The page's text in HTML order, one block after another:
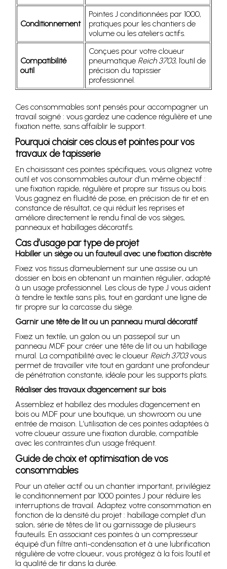
Conditionnement
Pointes J conditionnées par 1000,
pratiques pour les chantiers de
volume ou les ateliers actifs.
Compatibilité
outil
Conçues pour votre cloueur
pneumatique Reich 3703, l’outil de
précision du tapissier
professionnel.
Ces consommables sont pensés pour accompagner un
travail soigné : vous gardez une cadence régulière et une
fixation nette, sans affaiblir le support.
Pourquoi choisir ces clous et pointes pour vos
travaux de tapisserie
En choisissant ces pointes spécifiques, vous alignez votre
outil et vos consommables autour d’un même objectif :
une fixation rapide, régulière et propre sur tissus ou bois.
Vous gagnez en fluidité de pose, en précision de tir et en
constance de résultat, ce qui réduit les reprises et
améliore directement le rendu final de vos sièges,
panneaux et habillages décoratifs.
Cas d’usage par type de projet
Habiller un siège ou un fauteuil avec une fixation discrète
Fixez vos tissus d’ameublement sur une assise ou un
dossier en bois en obtenant un maintien régulier, adapté
à un usage professionnel. Les clous de type J vous aident
à tendre le textile sans plis, tout en gardant une ligne de
tir propre sur la carcasse du siège.
Garnir une tête de lit ou un panneau mural décoratif
Fixez un textile, un galon ou un passepoil sur un
panneau MDF pour créer une tête de lit ou un habillage
mural. La compatibilité avec le cloueur Reich 3703vous
permet de travailler vite tout en gardant une profondeur
de pénétration constante, idéale pour les supports plats.
Réaliser des travaux d’agencement sur bois
Assemblez et habillez des modules d’agencement en
bois ou MDF pour une boutique, un showroom ou une
entrée de maison. L’utilisation de ces pointes adaptées à
votre cloueur assure une fixation durable, compatible
avec les contraintes d’un usage fréquent.
Guide de choix et optimisation de vos
consommables
Pour un atelier actif ou un chantier important, privilégiez
le conditionnement par 1000 pointes J pour réduire les
interruptions de travail. Adaptez votre consommation en
fonction de la densité du projet : habillage complet d’un
salon, série de têtes de lit ou garnissage de plusieurs
fauteuils. En associant ces pointes à un compresseur
équipé d’un filtre anti-condensation et à une lubrification
régulière de votre cloueur, vous protégez à la fois l’outil et
la qualité de tir dans la durée.